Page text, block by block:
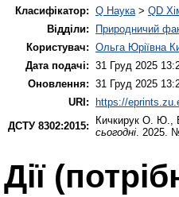
Класифікатор: Q Наука> QD
Відділи:
Природничий
Користувач: Ольга Юріївна
Дата подачі: 31 Груд 2025
Оновлення: 31 Груд 2025
URI:
https://
ДСТУ 8302:2015:
Кичкирук О. Ю.,
сьогодні. 2025.
Дії